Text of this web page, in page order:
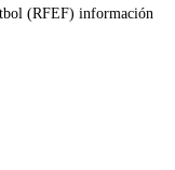
(RFEF) información